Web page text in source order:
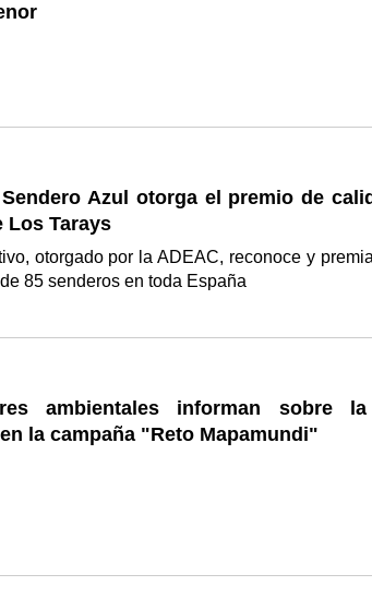
Azul otorga el premio de
Los Tarays
otorgado por la ADEAC, reconoce y
85 senderos en toda España
ambientales informan sobre
la campaña "Reto Mapamundi"